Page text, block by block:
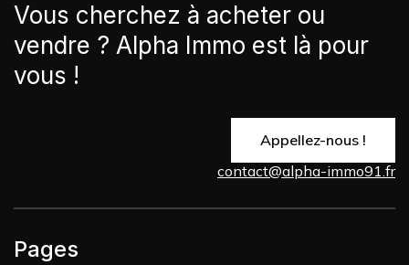
Vous cherchez à acheter ou
vendre ? Alpha Immo est là pour
vous !
Appellez-nous !
contact@alpha-immo91.fr
Pages